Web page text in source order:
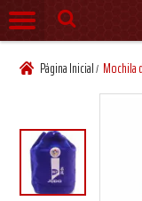
Página Inicial/ Mochila